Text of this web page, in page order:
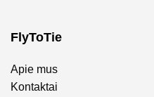
FlyToTie
Apie mus
Kontaktai